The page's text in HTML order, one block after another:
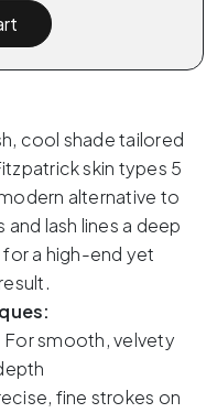
cool shade tailored
skin types 5
alternative to
lash lines a deep
a high-end yet
smooth, velvety
fine strokes on